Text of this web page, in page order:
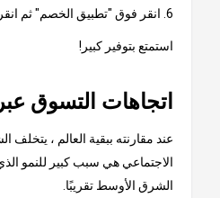
6. انقر فوق "تطبيق الخصم" ثم انقر فوق الزر "تقديم الطلب" بمجرد أن يظهر الخصم من القسيمة في مبلغ الفاتورة النهائية.
استمتع بتوفير كبير!
اتجاهات التسوق
عند مقارنته ببقية العالم ،
الشرق الأوسط تقريبًا.